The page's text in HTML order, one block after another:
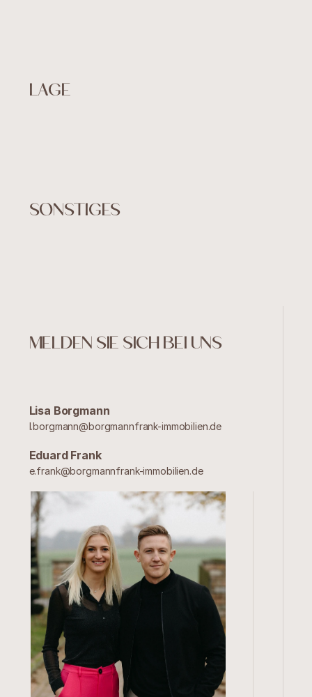
LAGE
SONSTIGES
MELDEN SIE SICH BEI UNS
Lisa Borgmann
l.borgmann@borgmannfrank-immobilien.de
Eduard Frank
e.frank@borgmannfrank-immobilien.de
©Embasse 2024 Created by Art4web